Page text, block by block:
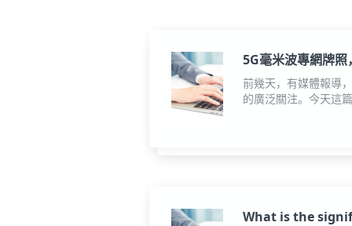
5G毫米波專網牌照
前幾天，有媒體報導
的廣泛關注。今天這
What is the